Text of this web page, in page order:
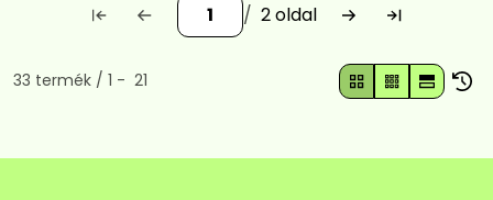
2
Összes termék a kategóriában
33 termék 1 21